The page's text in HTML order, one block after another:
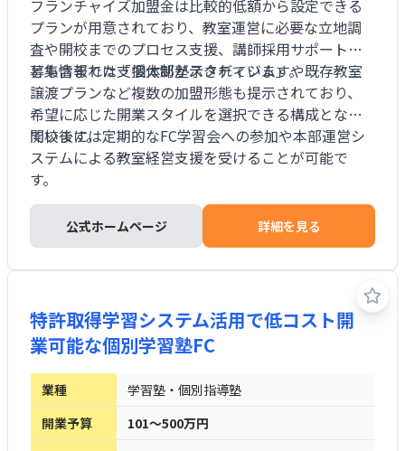
フランチャイズ加盟金は比較的低額から設定できる
プランが用意されており、教室運営に必要な立地調
査や開校までのプロセス支援、講師採用サポートな
ども含まれた支援体制が示されています。
募集情報では「個太郎塾スタディジム」や既存教室
譲渡プランなど複数の加盟形態も提示されており、
希望に応じた開業スタイルを選択できる構成となっ
ています。
開校後には定期的なFC学習会への参加や本部運営シ
ステムによる教室経営支援を受けることが可能で
す。
公式ホームページ 詳細を見る
特許取得学習システム活用で低コスト開
業可能な個別学習塾FC
業種
学習塾・個別指導塾
開業予算
101～500万円